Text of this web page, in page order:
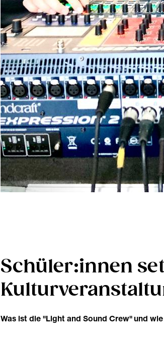
Schüler:innen
Was ist die "Light and Sound Crew" und